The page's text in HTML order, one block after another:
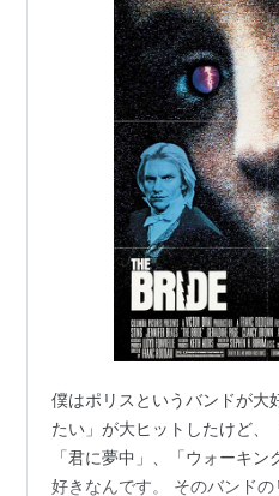
僕はポリスというバンドが大
たい」が大ヒットしたけど、
「君に夢中」、「ウォーキ
好きなんです。 そのバンド